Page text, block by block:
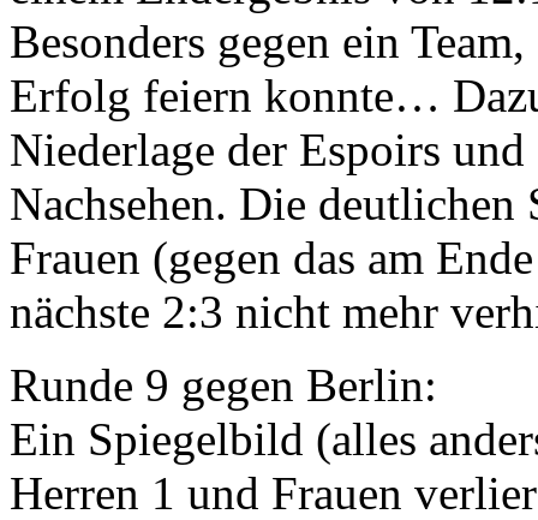
Besonders gegen ein
Erfolg feiern konnte…
Niederlage der Espoirs
Nachsehen. Die deutlichen
Frauen (gegen das am
nächste 2:3 nicht mehr
Runde 9 gegen Berlin:
Ein Spiegelbild (alles
Herren 1 und Frauen